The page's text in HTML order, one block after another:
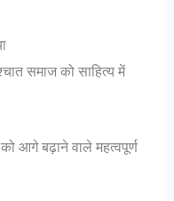
समाज को साहित्य में
आगे बढ़ाने वाले महत्वपूर्ण